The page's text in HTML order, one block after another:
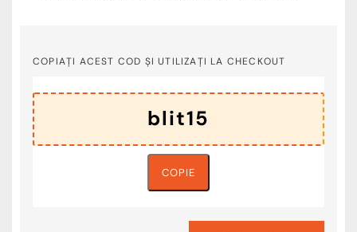
COPIAȚI ACEST COD ȘI UTILIZAȚI LA CHECKOUT
COPIE